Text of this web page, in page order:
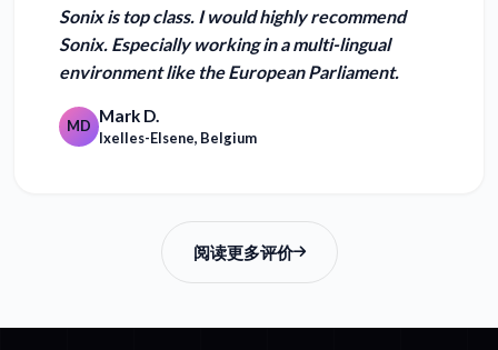
Sonix is top class. I would highly recommend
Sonix. Especially working in a multi-lingual
environment like the European Parliament.
MD Mark D.
Ixelles-Elsene, Belgium
阅读更多评价